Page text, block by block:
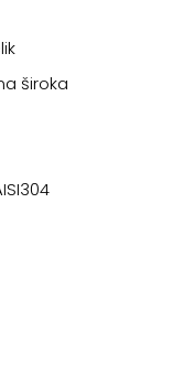
široka